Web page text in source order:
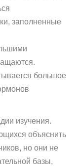
заполненные
большое
изучения.
объяснить
но они не
базы,